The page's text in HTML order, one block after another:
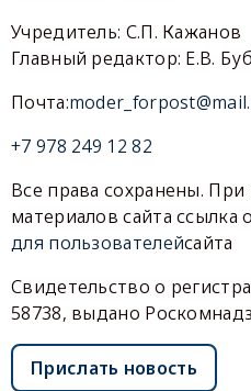
Учредитель: С.П. Кажанов
Главный редактор: Е.В.
Почта:
+7 978 249 12 82
Все права сохранены. При
материалов сайта ссылка
для пользователейсайта
Свидетельство о
58738, выдано
Прислать новость